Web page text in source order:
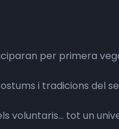
per primera
i tradicions del
voluntaris… tot un